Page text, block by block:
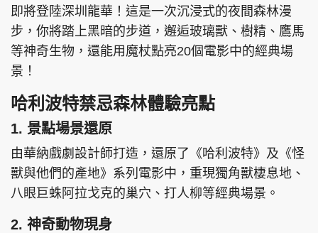
親子王
即將登陸深圳龍華！這是一次沉浸式的夜間森林漫
步，你將踏上黑暗的步道，邂逅玻璃獸、樹精、鷹馬
等神奇生物，還能用魔杖點亮20個電影中的經典場
景！
哈利波特禁忌森林體驗亮點
1. 景點場景還原
由華納戲劇設計師打造，還原了《哈利波特》及《怪
獸與他們的產地》系列電影中，重現獨角獸棲息地、
八眼巨蛛阿拉戈克的巢穴、打人柳等經典場景。
2. 神奇動物現身